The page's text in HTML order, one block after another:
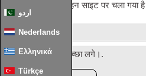
اردو
Nederlands
Ελληνικά
Türkçe
यह लेख अब हमारी बहन साइट पर चला गया है
टैग: क्रेते,कण्ठ
शयद आपको भी ये अच्छा लगे।.